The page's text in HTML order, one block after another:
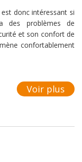
donc intéressant si
des problèmes de
et son confort de
confortablement
Voir plus